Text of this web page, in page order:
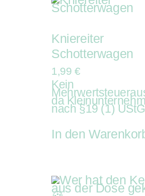
Kniereiter
Schotterwagen
1,99 €
Kein
da
nach §19 (1)
In den